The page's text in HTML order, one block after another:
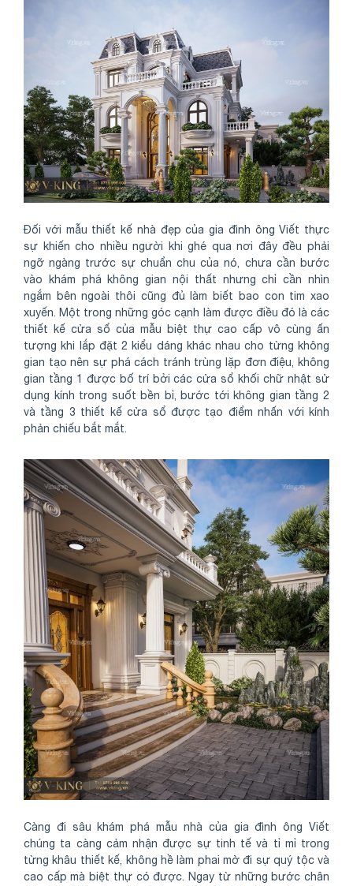
Đối với mẫu thiết kế nhà đẹp của gia đình ông Viết thực
sự khiến cho nhiều người khi ghé qua nơi đây đều phải
ngỡ ngàng trước sự chuẩn chu của nó, chưa cần bước
vào khám phá không gian nội thất nhưng chỉ cần nhìn
ngắm bên ngoài thôi cũng đủ làm biết bao con tim xao
xuyến. Một trong những góc cạnh làm được điều đó là các
thiết kế cửa sổ của mẫu biệt thự cao cấp vô cùng ấn
tượng khi lắp đặt 2 kiểu dáng khác nhau cho từng không
gian tạo nên sự phá cách tránh trùng lặp đơn điệu, không
gian tầng 1 được bố trí bởi các cửa sổ khối chữ nhật sử
dụng kính trong suốt bền bỉ, bước tới không gian tầng 2
và tầng 3 thiết kế cửa sổ được tạo điểm nhấn với kính
phản chiếu bắt mắt.
Càng đi sâu khám phá mẫu nhà của gia đình ông Viết
chúng ta càng cảm nhận được sự tinh tế và tỉ mỉ trong
từng khâu thiết kế, không hề làm phai mờ đi sự quý tộc và
cao cấp mà biệt thự có được. Ngay từ những bước chân